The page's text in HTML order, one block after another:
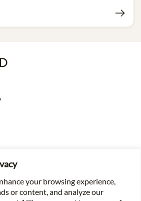
your browsing experience,
or content, and analyze our